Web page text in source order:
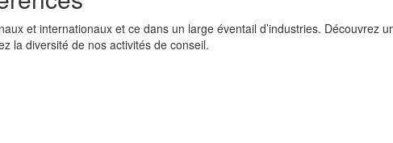
et internationaux et ce dans un large éventail d’industries. Découvrez
la diversité de nos activités de conseil.